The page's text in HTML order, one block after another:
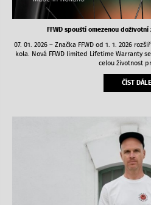
FFWD spouští omezenou
07. 01. 2026 – Značka FFWD od 1. 1. 2026
kola. Nová FFWD limited Lifetime Warranty
celou životnost
ČÍST DÁLE